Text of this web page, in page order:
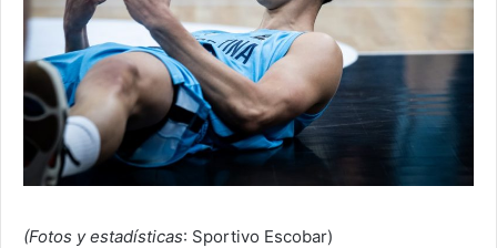
(Fotos y estadísticas: Sportivo Escobar)